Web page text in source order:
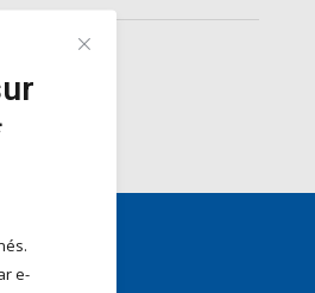
nous
e-